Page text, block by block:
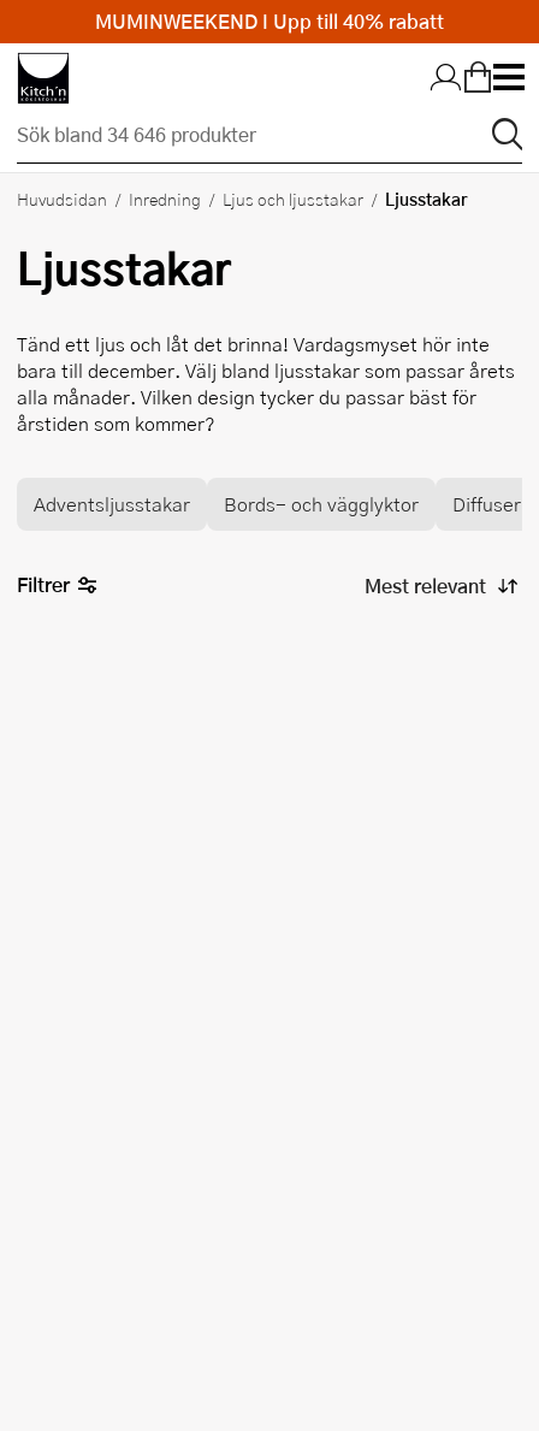
Hopp till huvudinnehållet
Huvudsidan Inredning Ljus och ljusstakar Ljusstakar
Ljusstakar
Tänd ett ljus och låt det brinna! Vardagsmyset hör inte
bara till december. Välj bland ljusstakar som passar årets
alla månader. Vilken design tycker du passar bäst för
årstiden som kommer?
Adventsljusstakar Bords- och vägglyktor Diffuser
Filtrer
MUMINWEEKEND I Upp till 40% rabatt